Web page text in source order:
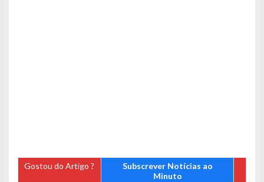
Gostou do Artigo ?
Subscrever Notícias ao
Minuto